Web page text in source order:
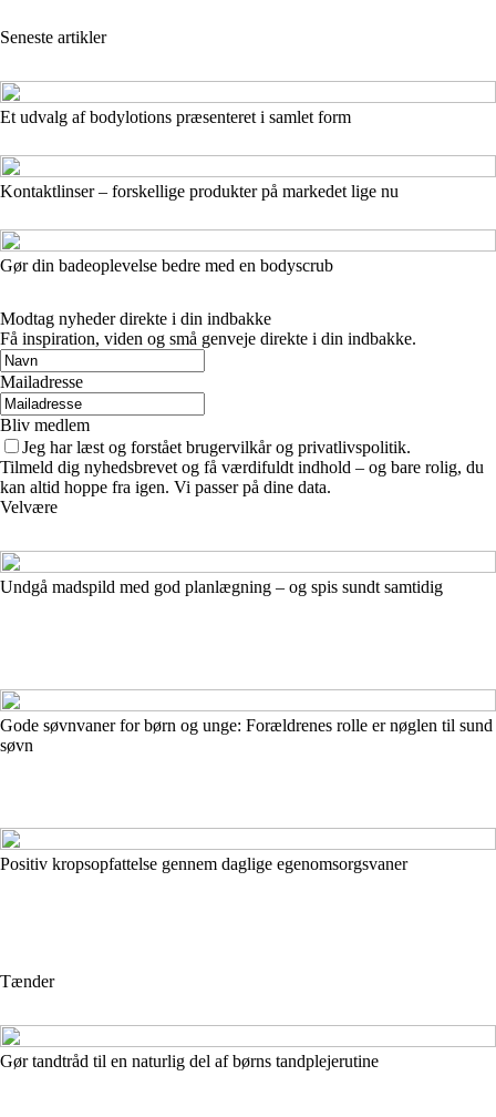
Seneste artikler
Et udvalg af bodylotions præsenteret i samlet form
Kontaktlinser – forskellige produkter på markedet lige nu
Gør din badeoplevelse bedre med en bodyscrub
Modtag nyheder direkte i din indbakke
Få inspiration, viden og små genveje direkte i din indbakke.
Mailadresse
Bliv medlem
Jeg har læst og forstået brugervilkår og privatlivspolitik.
Tilmeld dig nyhedsbrevet og få værdifuldt indhold – og bare rolig, du
kan altid hoppe fra igen. Vi passer på dine data.
Velvære
Undgå madspild med god planlægning – og spis sundt samtidig
Gode søvnvaner for børn og unge: Forældrenes rolle er nøglen til sund
søvn
Positiv kropsopfattelse gennem daglige egenomsorgsvaner
Tænder
Gør tandtråd til en naturlig del af børns tandplejerutine